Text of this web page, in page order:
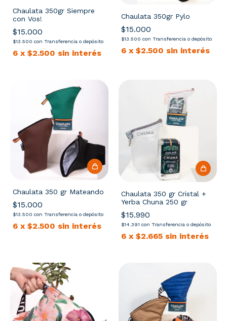
Chaulata 350gr Siempre
con Vos!
$15.000
$13.500 con Transferencia o depósito
6 x $2.500 sin interés
Chaulata 350gr Pylo
$15.000
$13.500 con Transferencia o depósito
6 x $2.500 sin interés
Chaulata 350 gr Mateando
$15.000
$13.500 con Transferencia o depósito
6 x $2.500 sin interés
Chaulata 350 gr Cristal +
Yerba Chuna 250 gr
$15.990
$14.391 con Transferencia o depósito
6 x $2.665 sin interés